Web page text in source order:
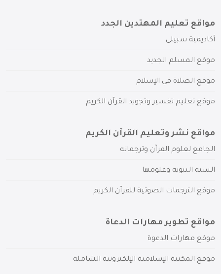
مواقع تعليم المهتدين الجدد
أكاديمية سبيلي
موقع المسلم الجديد
موقع الصلاة في الإسلام
موقع تعليم تفسير وتجويد القرآن الكريم
مواقع نشر وتعليم القرآن الكريم
الجامع لعلوم القرآن وترجماته
السنة النبوية وعلومها
موقع الترجمات الصوتية للقرآن الكريم
مواقع تطوير مهارات الدعاة
موقع مهارات الدعوة
موقع المكتبة الإسلامية الإلكترونية الشاملة